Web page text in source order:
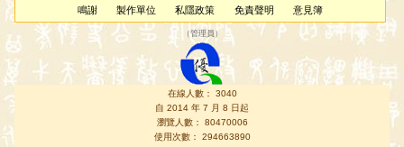
鳴謝
製作單位 私隱政策 免責聲明 意見簿
（管理員 ）
在線人數： 3040
自 2014 年 7 月 8 日起
瀏覽人數： 80470006
使用次數： 294663890